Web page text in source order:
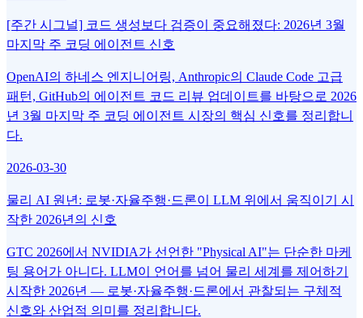
[주간 시그널] 코드 생성보다 검증이 중요해졌다: 2026년 3월
마지막 주 코딩 에이전트 신호
OpenAI의 하네스 엔지니어링, Anthropic의 Claude Code 고급
패턴, GitHub의 에이전트 코드 리뷰 업데이트를 바탕으로 2026
년 3월 마지막 주 코딩 에이전트 시장의 핵심 신호를 정리합니
다.
2026-03-30
물리 AI 원년: 로봇·자율주행·드론이 LLM 위에서 움직이기 시
작한 2026년의 신호
GTC 2026에서 NVIDIA가 선언한 "Physical AI"는 단순한 마케
팅 용어가 아니다. LLM이 언어를 넘어 물리 세계를 제어하기
시작한 2026년 — 로봇·자율주행·드론에서 관찰되는 구체적
신호와 산업적 의미를 정리합니다.